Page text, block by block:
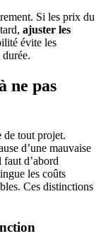
Si les prix du
ajuster les
évite les
ne pas
de tout projet.
d’une mauvaise
d’abord
les coûts
Ces distinctions